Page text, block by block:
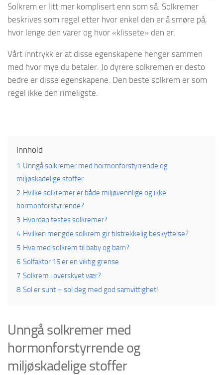
Solkrem er litt mer komplisert enn som så. Solkremer
beskrives som regel etter hvor enkel den er å smøre på,
hvor lenge den varer og hvor «klissete» den er.
Vårt inntrykk er at disse egenskapene henger sammen
med hvor mye du betaler. Jo dyrere solkremen er desto
bedre er disse egenskapene. Den beste solkrem er som
regel ikke den rimeligste.
Innhold
1 Unngå solkremer med hormonforstyrrende og
miljøskadelige stoffer
2 Hvilke solkremer er både miljøvennlige og ikke
hormonforstyrrende?
3 Hvordan testes solkremer?
4 Hvilken mengde solkrem gir tilstrekkelig beskyttelse?
5 Hva med solkrem til baby og barn?
6 Solfaktor 15 er en viktig grense
7 Solkrem i overskyet vær?
8 Sol er sunt – sol deg med god samvittighet!
Unngå solkremer med
hormonforstyrrende og
miljøskadelige stoffer